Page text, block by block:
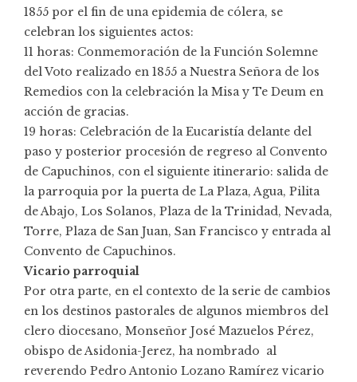
1855 por el fin de una epidemia de cólera, se
celebran los siguientes actos:
11 horas: Conmemoración de la Función Solemne
del Voto realizado en 1855 a Nuestra Señora de los
Remedios con la celebración la Misa y Te Deum en
acción de gracias.
19 horas: Celebración de la Eucaristía delante del
paso y posterior procesión de regreso al Convento
de Capuchinos, con el siguiente itinerario: salida de
la parroquia por la puerta de La Plaza, Agua, Pilita
de Abajo, Los Solanos, Plaza de la Trinidad, Nevada,
Torre, Plaza de San Juan, San Francisco y entrada al
Convento de Capuchinos.
Vicario parroquial
Por otra parte, en el contexto de la serie de cambios
en los destinos pastorales de algunos miembros del
clero diocesano, Monseñor José Mazuelos Pérez,
obispo de Asidonia-Jerez, ha nombrado al
reverendo Pedro Antonio Lozano Ramírez vicario